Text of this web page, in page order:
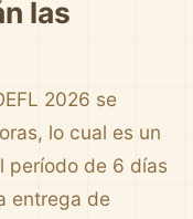
las
2026 se
lo cual es un
período de 6 días
entrega de